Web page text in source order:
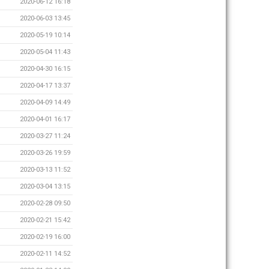
2020-06-03 13:45
2020-05-19 10:14
2020-05-04 11:43
2020-04-30 16:15
2020-04-17 13:37
2020-04-09 14:49
2020-04-01 16:17
2020-03-27 11:24
2020-03-26 19:59
2020-03-13 11:52
2020-03-04 13:15
2020-02-28 09:50
2020-02-21 15:42
2020-02-19 16:00
2020-02-11 14:52